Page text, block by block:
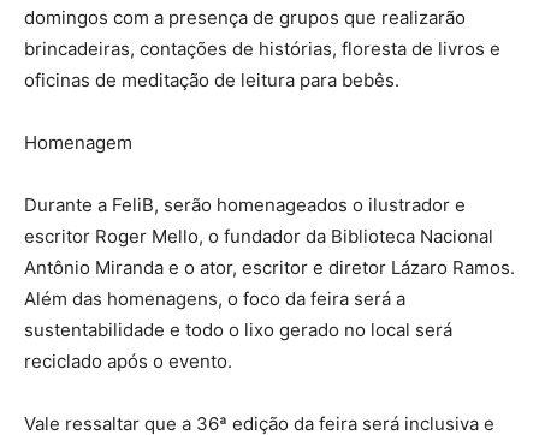
domingos com a presença de grupos que realizarão
brincadeiras, contações de histórias, floresta de livros e
oficinas de meditação de leitura para bebês.
Homenagem
Durante a FeliB, serão homenageados o ilustrador e
escritor Roger Mello, o fundador da Biblioteca Nacional
Antônio Miranda e o ator, escritor e diretor Lázaro Ramos.
Além das homenagens, o foco da feira será a
sustentabilidade e todo o lixo gerado no local será
reciclado após o evento.
Vale ressaltar que a 36ª edição da feira será inclusiva e